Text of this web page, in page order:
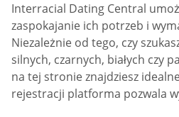
Interracial Dating Central
zaspokajanie ich potrzeb i
Niezależnie od tego, czy
silnych, czarnych, białych czy
na tej stronie znajdziesz
rejestracji platforma pozwala